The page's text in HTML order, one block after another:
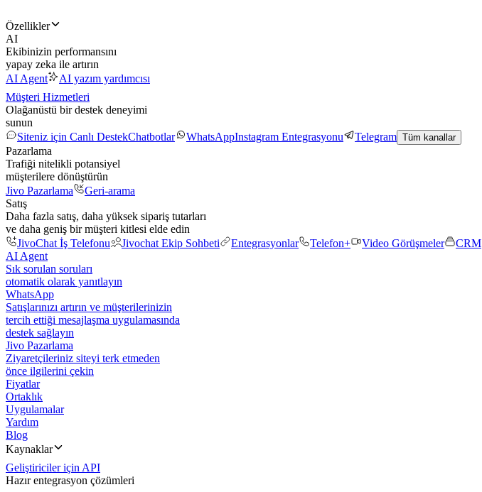
Özellikler
AI
Ekibinizin performansını
yapay zeka ile artırın
AI Agent
AI yazım yardımcısı
Müşteri Hizmetleri
Olağanüstü bir destek deneyimi
sunun
Siteniz için Canlı DestekChatbotlar WhatsAppInstagram Entegrasyonu Telegram Tüm kanallar
Pazarlama
Trafiği nitelikli potansiyel
müşterilere dönüştürün
Jivo Pazarlama
Geri-arama
Satış
Daha fazla satış, daha yüksek sipariş tutarları
ve daha geniş bir müşteri kitlesi elde edin
JivoChat İş Telefonu
Jivochat Ekip Sohbeti Entegrasyonlar Telefon+ Video Görüşmeler
CRM
AI Agent
Sık sorulan soruları
otomatik olarak yanıtlayın
WhatsApp
Satışlarınızı artırın ve müşterilerinizin
tercih ettiği mesajlaşma uygulamasında
destek sağlayın
Jivo Pazarlama
Ziyaretçileriniz siteyi terk etmeden
önce ilgilerini çekin
Fiyatlar
Ortaklık
Uygulamalar
Yardım
Blog
Kaynaklar
Geliştiriciler için API
Hazır entegrasyon çözümleri